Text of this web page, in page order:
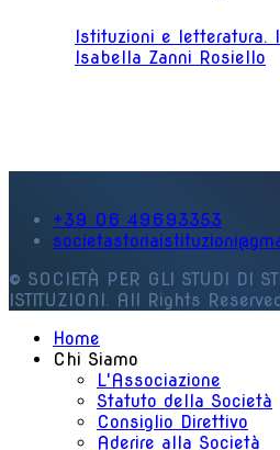
Istituzioni e letteratura.
Isabella Zanni Rosiello
+39 06 49693353
© SOCIETÀ PER GLI STUDI DI
ISTITUZIONI. All Rights
Home
Chi Siamo
L'Associazione
Statuto della Società
Consiglio Direttivo
Aderire alla Società